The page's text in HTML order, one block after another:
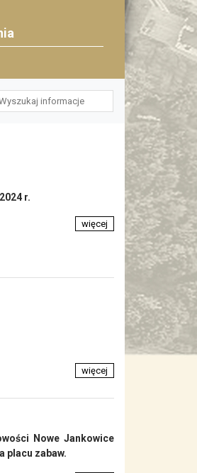
r.
więcej
więcej
Nowe Jankowice
placu zabaw.